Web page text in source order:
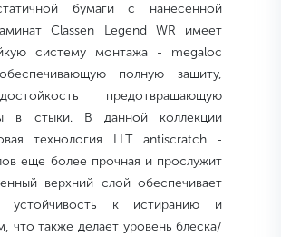
бумаги с нанесенной
Classen Legend WR имеет
систему монтажа - megaloc
полную защиту,
предотвращающую
в стыки. В данной коллекции
технология LLT antiscratch -
еще более прочная и прослужит
верхний слой обеспечивает
устойчивость к истиранию и
что также делает уровень блеска/